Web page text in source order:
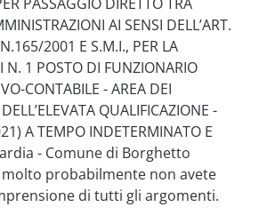
AI SENSI DELL’ART.
2001 E S.M.I., PER LA
N. 1 POSTO DI FUNZIONARIO
CONTABILE - AREA DEI
QUALIFICAZIONE -
A TEMPO INDETERMINATO E
- Comune di Borghetto
probabilmente non avete
di tutti gli argomenti.